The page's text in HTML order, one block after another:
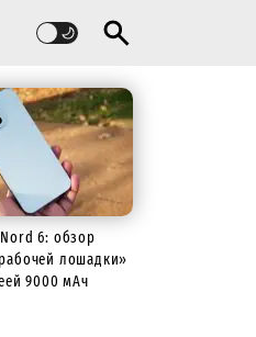
6: обзор
лошадки»
9000 мАч